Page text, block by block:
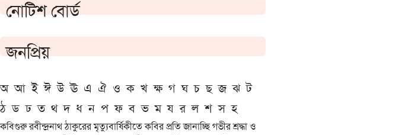
নোটিশ বোর্ড
জনপ্রিয়
অ আ ই ঈ উ ঊ এ ঐ ও ক খ ক্ষ গ ঘ চ ছ জ ঝ ট
ঠ ড ঢ ত থ দ ধ ন প ফ ব ভ ম য র ল শ স হ
কবিগুরু রবীন্দ্রনাথ ঠাকুরের মৃত্যুবার্ষিকীতে কবির প্রতি জানাচ্ছি গভীর শ্রদ্ধা ও